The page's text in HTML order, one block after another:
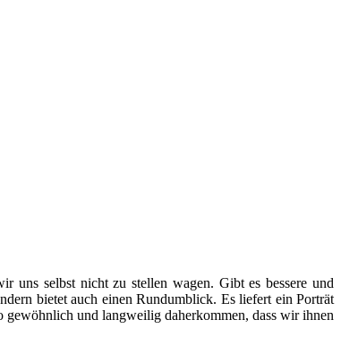
uns selbst nicht zu stellen wagen. Gibt es bessere und
bietet auch einen Rundumblick. Es liefert ein Porträt
gewöhnlich und langweilig daherkommen, dass wir ihnen